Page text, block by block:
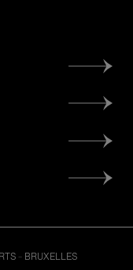
- BRUXELLES